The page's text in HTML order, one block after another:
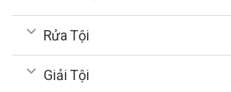
Rửa Tội
Giải Tội